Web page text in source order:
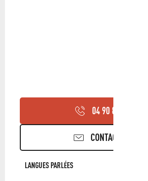
04 90 85 45
CONTACTEZ-NOUS
LANGUES PARLÉES
LANGUES PARLÉES